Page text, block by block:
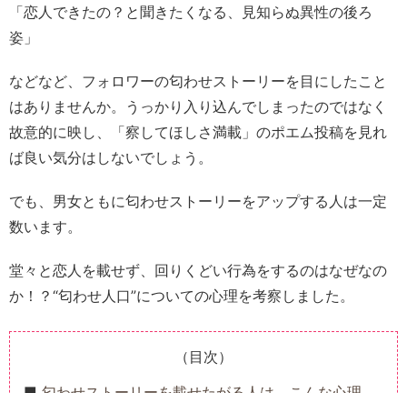
「恋人できたの？と聞きたくなる、見知らぬ異性の後ろ
姿」
などなど、フォロワーの匂わせストーリーを目にしたこと
はありませんか。
うっかり入り込んでしまったのではなく
故意的に映し、「察してほしさ満載」のポエム投稿を見れ
ば良い気分はしないでしょう。
でも、男女ともに匂わせストーリーをアップする人は一定
数います。
堂々と恋人を載せず、回りくどい行為をするのはなぜなの
か！？“匂わせ人口”についての心理を考察しました。
（目次）